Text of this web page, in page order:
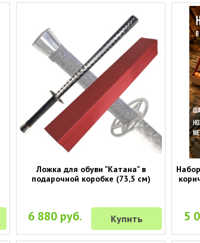
Ложка для обуви "Катана" в
подарочной коробке (73,5 см)
6 880 руб. Купить 5